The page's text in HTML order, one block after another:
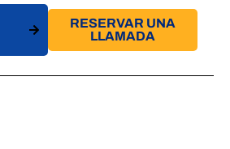
RESERVAR UNA
LLAMADA